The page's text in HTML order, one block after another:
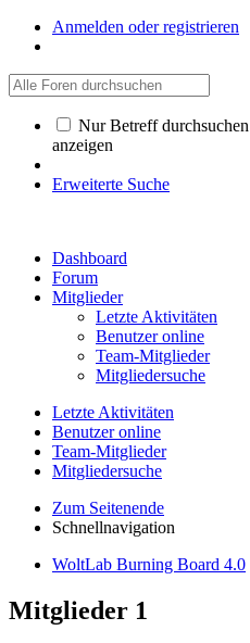
Anmelden oder registrieren
Nur Betreff durchsuchen
anzeigen
Erweiterte Suche
Dashboard
Forum
Mitglieder
Letzte Aktivitäten
Benutzer online
Team-Mitglieder
Mitgliedersuche
Letzte Aktivitäten
Benutzer online
Team-Mitglieder
Mitgliedersuche
Zum Seitenende
Schnellnavigation
WoltLab Burning Board 4.0
Mitglieder 1